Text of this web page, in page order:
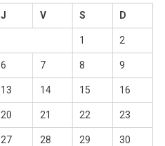
J V S D
1 2
6 7 8 9
13 14 15 16
20 21 22 23
27 28 29 30